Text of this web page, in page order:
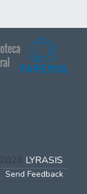
LYRASIS
Send Feedback